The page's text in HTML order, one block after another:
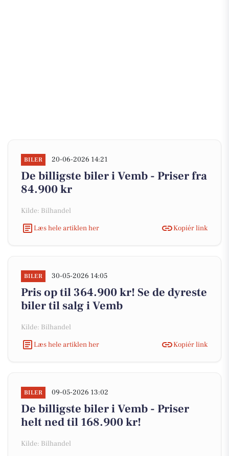
BILER 20-06-2026 14:21
De billigste biler i Vemb - Priser fra
84.900 kr
Kilde: Bilhandel
Læs hele artiklen her
Kopiér link
BILER 30-05-2026 14:05
Pris op til 364.900 kr! Se de dyreste
biler til salg i Vemb
Kilde: Bilhandel
Læs hele artiklen her
Kopiér link
BILER 09-05-2026 13:02
De billigste biler i Vemb - Priser
helt ned til 168.900 kr!
Kilde: Bilhandel